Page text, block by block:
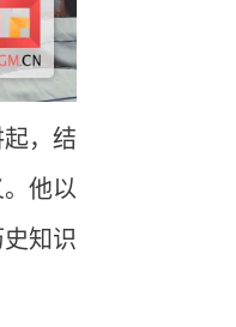
，结
他以
知识